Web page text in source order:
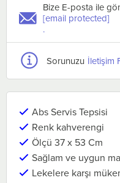
Bize E-posta ile
[email protected]
.
Sorunuzu İletişim
Abs Servis Tepsisi
Renk kahverengi
Ölçü 37 x 53 Cm
Sağlam ve uygun
Lekelere karşı